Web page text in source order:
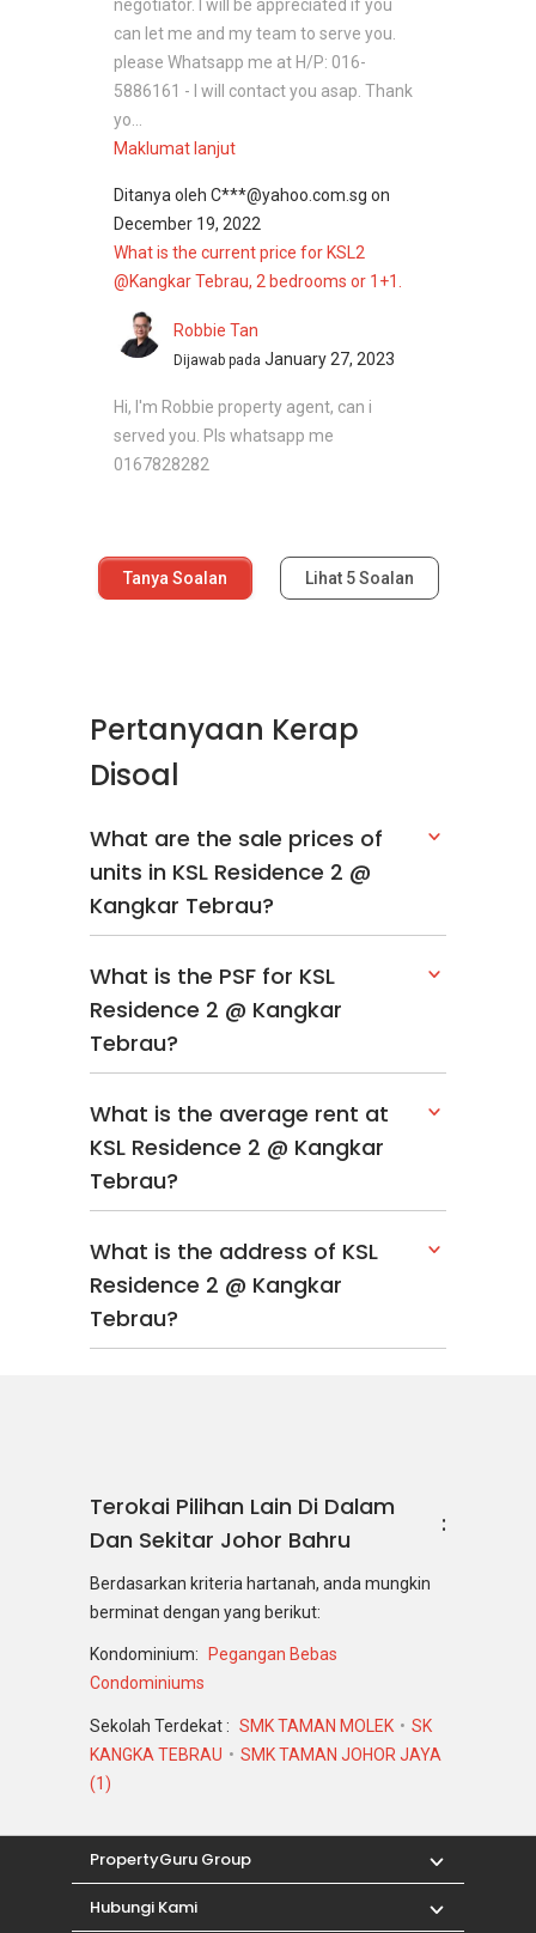
negotiator. I will be appreciated if you
can let me and my team to serve you.
please Whatsapp me at H/P: 016-
5886161 - I will contact you asap. Thank
yo...
Maklumat lanjut
Ditanya oleh C***@yahoo.com.sg on
December 19, 2022
What is the current price for KSL2
@Kangkar Tebrau, 2 bedrooms or 1+1.
Robbie Tan
Dijawab pada January 27, 2023
Hi, I'm Robbie property agent, can i
served you. Pls whatsapp me
0167828282
Tanya Soalan Lihat 5Soalan
Pertanyaan Kerap
Disoal
What are the sale prices of
units in KSL Residence 2 @
Kangkar Tebrau?
What is the PSF for KSL
Residence 2 @ Kangkar
Tebrau?
What is the average rent at
KSL Residence 2 @ Kangkar
Tebrau?
What is the address of KSL
Residence 2 @ Kangkar
Tebrau?
Terokai Pilihan Lain Di Dalam
Dan Sekitar Johor Bahru
Berdasarkan kriteria hartanah, anda mungkin
berminat dengan yang berikut:
Kondominium:
Pegangan Bebas
Condominiums
Sekolah Terdekat : SMK TAMAN MOLEK
SK
KANGKA TEBRAU
SMK TAMAN JOHOR JAYA
(1)
PropertyGuru Group
Hubungi Kami